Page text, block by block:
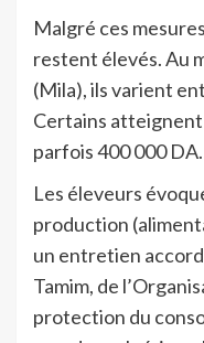
Malgré ces
restent élevés. Au
(Mila), ils varient
Certains
parfois 400 000 DA.
Les éleveurs
production
un entretien
Tamim, de
protection du